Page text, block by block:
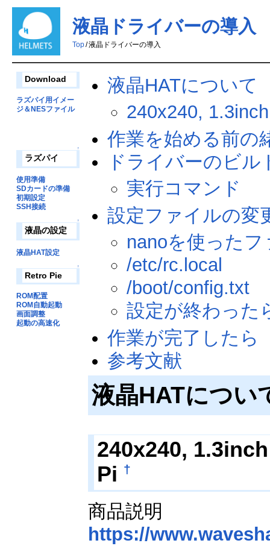
液晶ドライバーの導入
Top /液晶ドライバーの導入
Download
ラズパイ用イメー
ジ＆NESファイル
↑
ラズパイ
使用準備
SDカードの準備
初期設定
SSH接続
↑
液晶の設定
液晶HAT設定
↑
Retro Pie
ROM配置
ROM自動起動
画面調整
起動の高速化
液晶HATについて
240x240,
作業を始める前の
ドライバーのビル
実行コマンド
設定ファイルの変
nanoを使った
/etc/rc.local
/boot/config.txt
設定が終わった
作業が完了したら
参考文献
液晶HATについ
240x240,
Pi †
商品説明
https://